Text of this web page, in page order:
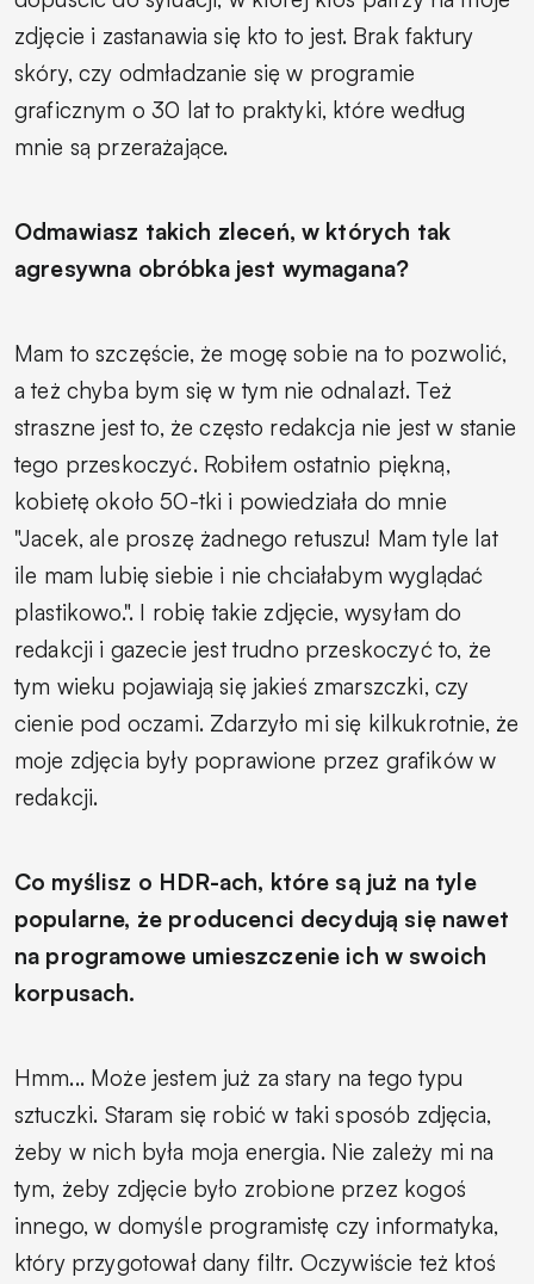
zdjęcie i zastanawia się kto to jest. Brak faktury
skóry, czy odmładzanie się w programie
graficznym o 30 lat to praktyki, które według
mnie są przerażające.
Odmawiasz takich zleceń, w których tak
agresywna obróbka jest wymagana?
Mam to szczęście, że mogę sobie na to pozwolić,
a też chyba bym się w tym nie odnalazł. Też
straszne jest to, że często redakcja nie jest w stanie
tego przeskoczyć. Robiłem ostatnio piękną,
kobietę około 50-tki i powiedziała do mnie
"Jacek, ale proszę żadnego retuszu! Mam tyle lat
ile mam lubię siebie i nie chciałabym wyglądać
plastikowo.". I robię takie zdjęcie, wysyłam do
redakcji i gazecie jest trudno przeskoczyć to, że
tym wieku pojawiają się jakieś zmarszczki, czy
cienie pod oczami. Zdarzyło mi się kilkukrotnie, że
moje zdjęcia były poprawione przez grafików w
redakcji.
Co myślisz o HDR-ach, które są już na tyle
popularne, że producenci decydują się nawet
na programowe umieszczenie ich w swoich
korpusach.
Hmm... Może jestem już za stary na tego typu
sztuczki. Staram się robić w taki sposób zdjęcia,
żeby w nich była moja energia. Nie zależy mi na
tym, żeby zdjęcie było zrobione przez kogoś
innego, w domyśle programistę czy informatyka,
który przygotował dany filtr. Oczywiście też ktoś